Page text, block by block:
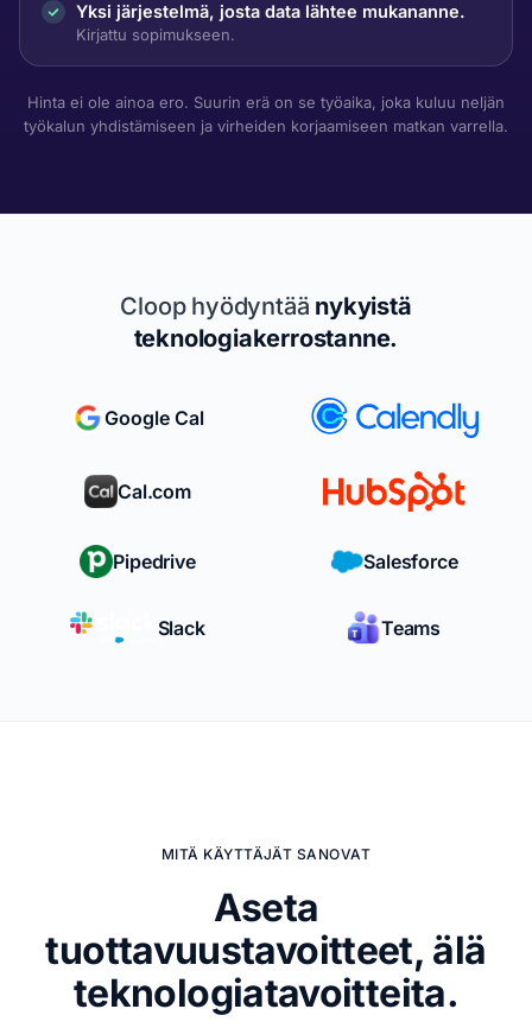
Yksi järjestelmä, josta data lähtee mukananne.
Kirjattu sopimukseen.
Hinta ei ole ainoa ero. Suurin erä on se työaika, joka kuluu neljän
työkalun yhdistämiseen ja virheiden korjaamiseen matkan varrella.
Cloop hyödyntää nykyistä
teknologiakerrostanne.
Google Cal
Cal.com
Pipedrive Salesforce
Slack Teams
MITÄ KÄYTTÄJÄT SANOVAT
Aseta
tuottavuustavoitteet, älä
teknologiatavoitteita.